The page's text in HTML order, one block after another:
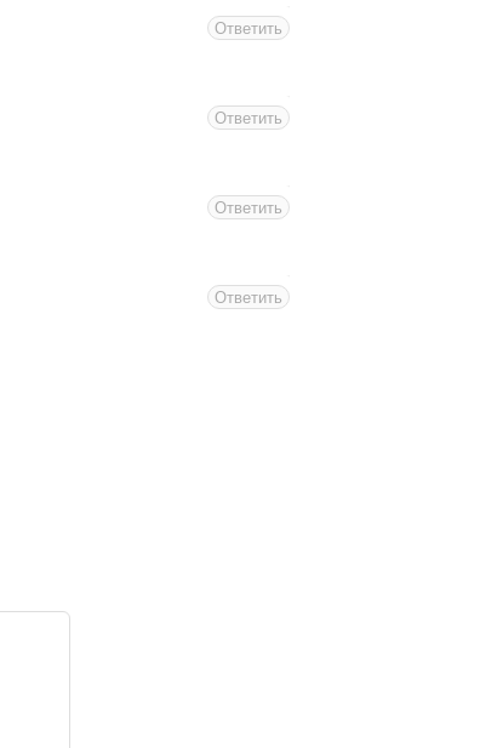
Ответить
Ответить
Ответить
Ответить